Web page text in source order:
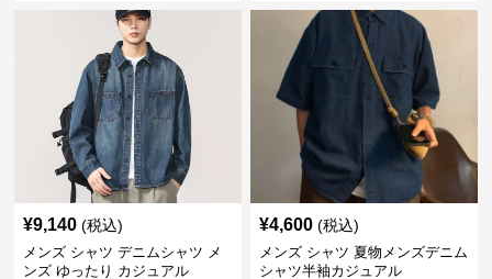
¥9,140 (税込)
メンズ シャツ デニムシャツ メ
ンズ ゆったり カジュアル
¥4,600 (税込)
メンズ シャツ 夏物メンズデニム
シャツ半袖カジュアル